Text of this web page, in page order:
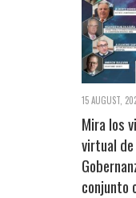
15 AUGUST,
Mira los
virtual de
conjunto